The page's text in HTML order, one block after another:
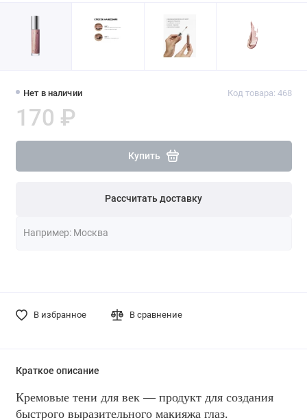
Нет в наличии Код товара: 468
170 ₽
Купить
Рассчитать доставку
В избранное В сравнение
Краткое описание
Кремовые тени для век — продукт для создания
быстрого выразительного макияжа глаз.